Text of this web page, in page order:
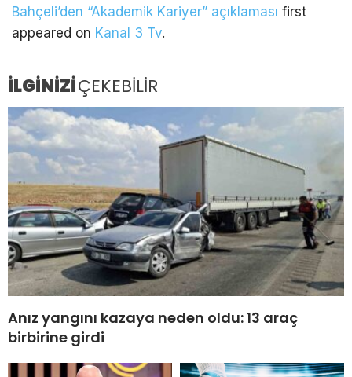
Bahçeli’den “Akademik Kariyer” açıklaması first
appeared on Kanal 3 Tv.
İLGİNİZİÇEKEBİLİR
Anız yangını kazaya neden oldu: 13 araç
birbirine girdi